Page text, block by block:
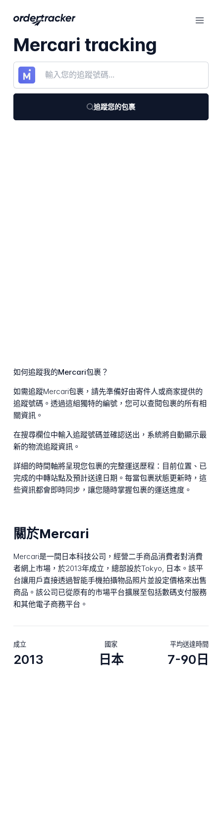
Mercari tracking
追蹤您的包裹
如何追蹤我的Mercari包裹？
如需追蹤Mercari包裹，請先準備好由寄件人或商家提供的
追蹤號碼。透過這組獨特的編號，您可以查閱包裹的所有相
關資訊。
在搜尋欄位中輸入追蹤號碼並確認送出，系統將自動顯示最
新的物流追蹤資訊。
詳細的時間軸將呈現您包裹的完整運送歷程：目前位置、已
完成的中轉站點及預計送達日期。每當包裹狀態更新時，這
些資訊都會即時同步，讓您隨時掌握包裹的運送進度。
關於Mercari
Mercari是一間日本科技公司，經營二手商品消費者對消費
者網上市場，於2013年成立，總部設於Tokyo, 日本。該平
台讓用戶直接透過智能手機拍攝物品照片並設定價格來出售
商品。該公司已從原有的市場平台擴展至包括數碼支付服務
和其他電子商務平台。
成立
2013
國家
日本
平均送達時間
7-90日